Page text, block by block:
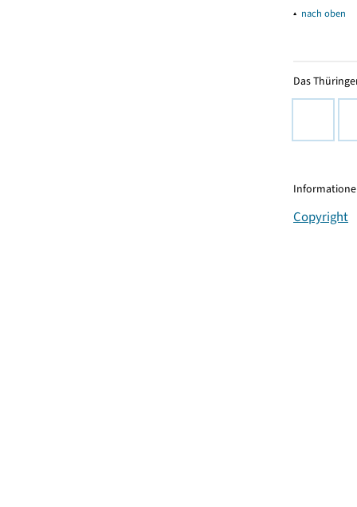
▴ nach oben
Das
Copyright